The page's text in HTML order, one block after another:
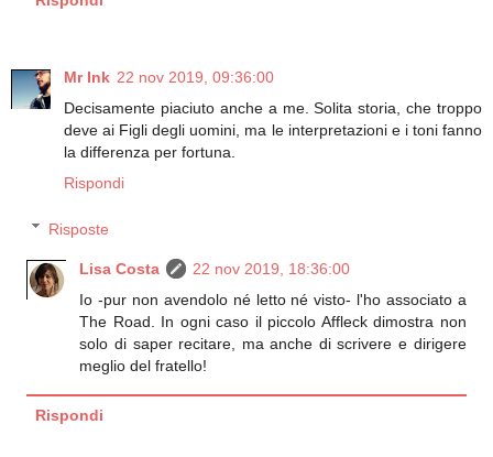
Mr Ink 22 nov 2019, 09:36:00
Decisamente piaciuto anche a me. Solita storia, che troppo
deve ai Figli degli uomini, ma le interpretazioni e i toni fanno
la differenza per fortuna.
Rispondi
Risposte
Lisa Costa
22 nov 2019, 18:36:00
Io -pur non avendolo né letto né visto- l'ho associato a
The Road. In ogni caso il piccolo Affleck dimostra non
solo di saper recitare, ma anche di scrivere e dirigere
meglio del fratello!
Rispondi